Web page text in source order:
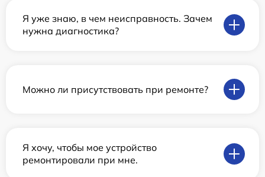
Я уже знаю, в чем неисправность. Зачем
нужна диагностика?
Можно ли присутствовать при ремонте?
Я хочу, чтобы мое устройство
ремонтировали при мне.